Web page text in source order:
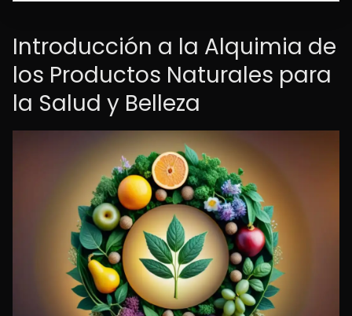
Introducción a la Alquimia de
los Productos Naturales para
la Salud y Belleza